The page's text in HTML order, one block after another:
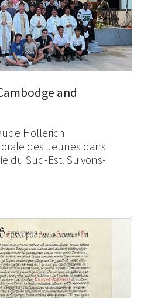
and
Hollerich
des Jeunes dans
du Sud-Est. Suivons-